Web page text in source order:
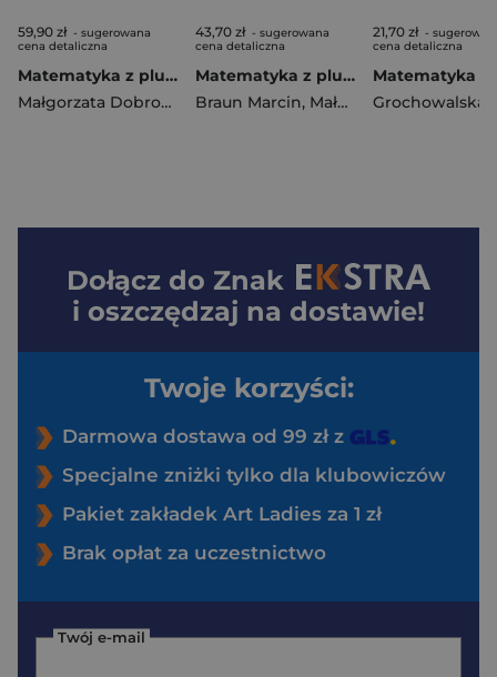
59,90 zł - sugerowana
cena detaliczna
Matematyka z plusem 3 Podręcznik Zakres rozszerzony Szkoła ponadpodstawowa
Małgorzata Dobrowolska
,Karpiński Marcin Lech Jacek
43,70 zł - sugerowana
cena detaliczna
Matematyka z plusem 2 Zbiór zadań Zakres podstawowy i rozszerzony Szkoła ponadpodstawowa
Braun Marcin, Małgorzata Dobrowolska
21,70 zł -
cena detaliczna
Dołącz do Znak
i oszczędzaj na dostawie!
Twoje korzyści:
Darmowa dostawa od 99 zł z
Specjalne zniżki tylko dla klubowiczów
Pakiet zakładek Art Ladies za 1 zł
Brak opłat za uczestnictwo
Twój e-mail